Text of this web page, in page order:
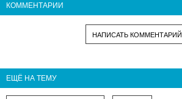
КОММЕНТАРИИ
НАПИСАТЬ КОММЕНТАРИЙ
ЕЩЁ НА ТЕМУ